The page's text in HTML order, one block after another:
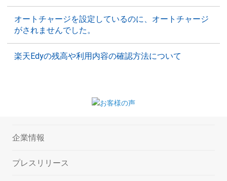
オートチャージを設定しているのに、オートチャージ
がされませんでした。
楽天Edyの残高や利用内容の確認方法について
企業情報
プレスリリース